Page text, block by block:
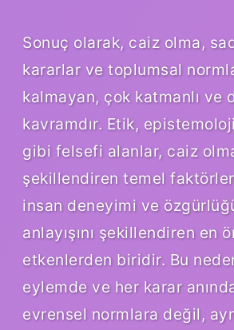
Sonuç olarak, caiz olma,
kararlar ve toplumsal
kalmayan, çok katmanlı ve
kavramdır. Etik,
gibi felsefi alanlar, caiz olma
şekillendiren temel
insan deneyimi ve
anlayışını şekillendiren en
etkenlerden biridir. Bu
eylemde ve her karar
evrensel normlara değil,